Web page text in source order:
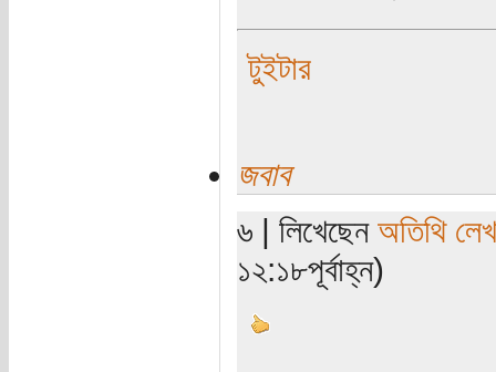
টুইটার
জবাব
৬ | লিখেছেন অতিথি
১২:১৮পূর্বাহ্ন)